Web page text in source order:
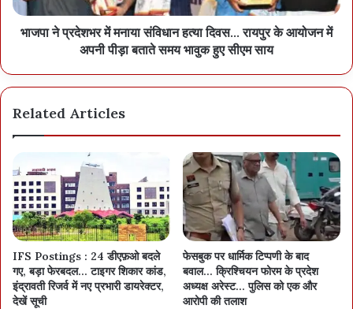
भाजपा ने प्रदेशभर में मनाया संविधान हत्या दिवस… रायपुर के आयोजन में
अपनी पीड़ा बताते समय भावुक हुए सीएम साय
Related Articles
IFS Postings : 24 डीएफ़ओ बदले
गए, बड़ा फेरबदल… टाइगर शिकार कांड,
इंद्रावती रिजर्व में नए प्रभारी डायरेक्टर,
देखें सूची
फेसबुक पर धार्मिक टिप्पणी के बाद
बवाल… क्रिश्चियन फोरम के प्रदेश
अध्यक्ष अरेस्ट… पुलिस को एक और
आरोपी की तलाश